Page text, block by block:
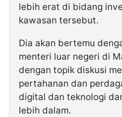
lebih erat di bidang
kawasan tersebut.
Dia akan bertemu
menteri luar negeri di
dengan topik diskusi
pertahanan dan
digital dan teknologi
lebih dalam.